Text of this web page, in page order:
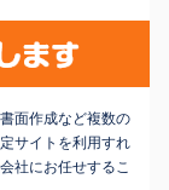
面作成など複数の
サイトを利用すれ
社にお任せするこ